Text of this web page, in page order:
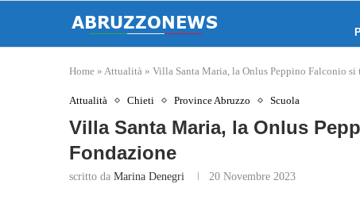
Home » Attualità » Villa Santa Maria, la Onlus Peppino Falconio si
Attualità Chieti Province Abruzzo Scuola
Villa Santa Maria, la Onlus
Fondazione
scritto da Marina Denegri 20 Novembre 2023